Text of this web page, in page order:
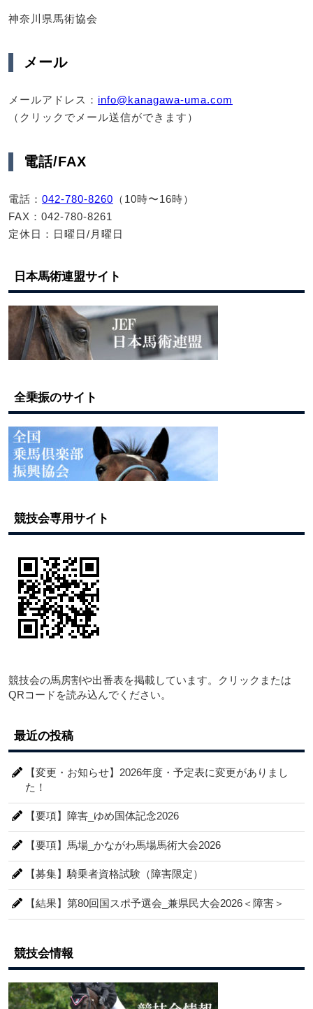
神奈川県馬術協会
メール
メールアドレス： info@kanagawa-uma.com
（クリックでメール送信ができます）
電話/FAX
電話： 042-780-8260 （10時〜16時）
FAX：042-780-8261
定休日：日曜日/月曜日
日本馬術連盟サイト
全乗振のサイト
競技会専用サイト
競技会の馬房割や出番表を掲載しています。クリックまたは
QRコードを読み込んでください。
最近の投稿
【変更・お知らせ】2026年度・予定表に変更がありまし
た！
【要項】障害_ゆめ国体記念2026
【要項】馬場_かながわ馬場馬術大会2026
【募集】騎乗者資格試験（障害限定）
【結果】第80回国スポ予選会_兼県民大会2026＜障害＞
競技会情報